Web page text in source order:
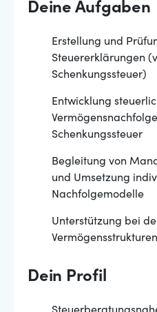
Deine Aufgaben
Erstellung und
Steuererklärungen
Schenkungssteuer)
Entwicklung
Schenkungssteuer
Begleitung von
und Umsetzung
Nachfolgemodelle
Unterstützung bei
Vermögensstrukturen
Dein Profil